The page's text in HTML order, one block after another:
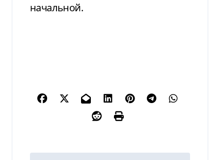
начальной.